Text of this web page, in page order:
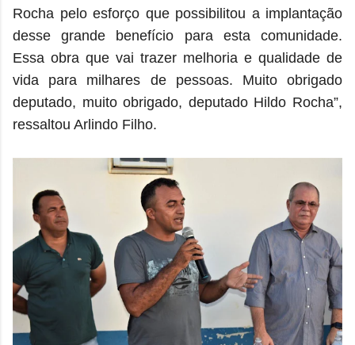
Rocha pelo esforço que possibilitou a implantação
desse grande benefício para esta comunidade.
Essa obra que vai trazer melhoria e qualidade de
vida para milhares de pessoas. Muito obrigado
deputado, muito obrigado, deputado Hildo Rocha”,
ressaltou Arlindo Filho.